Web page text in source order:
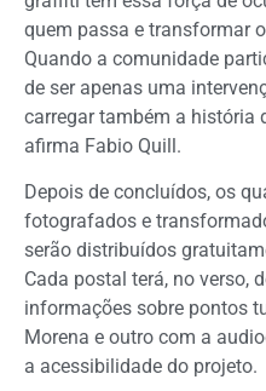
quem passa e transformar
Quando a comunidade
de ser apenas uma
carregar também a história
afirma Fabio Quill.
Depois de concluídos, os
fotografados e
serão distribuídos
Cada postal terá, no verso,
informações sobre pontos
Morena e outro com a
a acessibilidade do projeto.